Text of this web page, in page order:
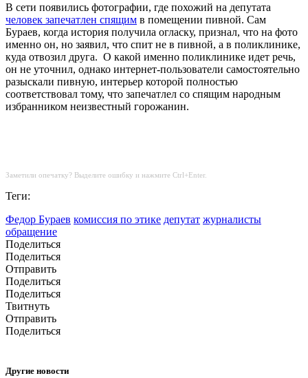
В сети появились фотографии, где похожий на депутата
человек запечатлен спящим в помещении пивной. Сам
Бураев, когда история получила огласку, признал, что на фото
именно он, но заявил, что спит не в пивной, а в поликлинике,
куда отвозил друга. О какой именно поликлинике идет речь,
он не уточнил, однако интернет-пользователи самостоятельно
разыскали пивную, интерьер которой полностью
соответствовал тому, что запечатлел со спящим народным
избранником неизвестный горожанин.
Заметили опечатку? Выделите ошибку и нажмите Ctrl+Enter.
Теги:
Федор Бураев комиссия по этике депутат журналисты
обращение
Поделиться
Поделиться
Отправить
Поделиться
Поделиться
Твитнуть
Отправить
Поделиться
Другие новости